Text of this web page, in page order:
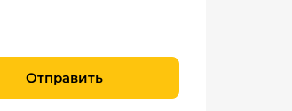
Отправить